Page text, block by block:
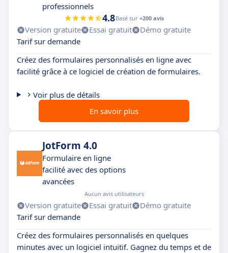
professionnels
4.8Basé sur +200 avis
Version gratuite Essai gratuit
Démo gratuite
Tarif sur demande
Créez des formulaires personnalisés en ligne avec
facilité grâce à ce logiciel de création de formulaires.
Voir plus de détails
En savoir plus
JotForm 4.0
Formulaire en ligne
facilité avec des options
avancées
Aucun avis utilisateurs
Version gratuite Essai gratuit
Démo gratuite
Tarif sur demande
Créez des formulaires personnalisés en quelques
minutes avec un logiciel intuitif. Gagnez du temps et de